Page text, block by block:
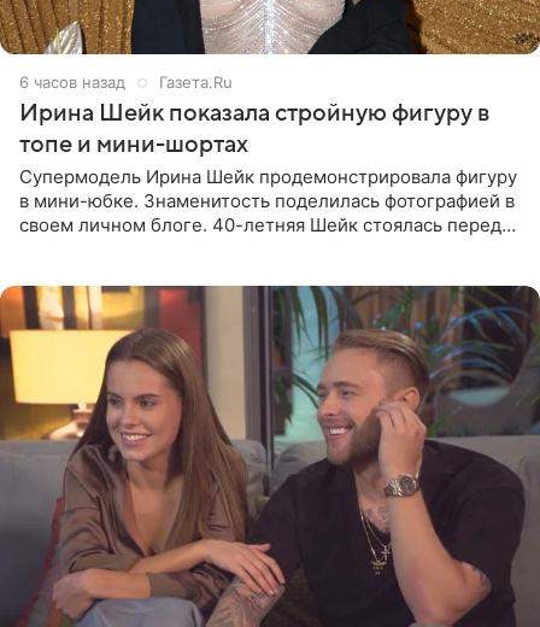
6 часов назад Газета.Ru
Ирина Шейк показала стройную фигуру в
топе и мини-шортах
Супермодель Ирина Шейк продемонстрировала фигуру
в мини-юбке. Знаменитость поделилась фотографией в
своем личном блоге. 40-летняя Шейк стоялась перед